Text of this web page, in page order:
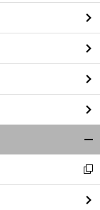
閉
る
新
し
い